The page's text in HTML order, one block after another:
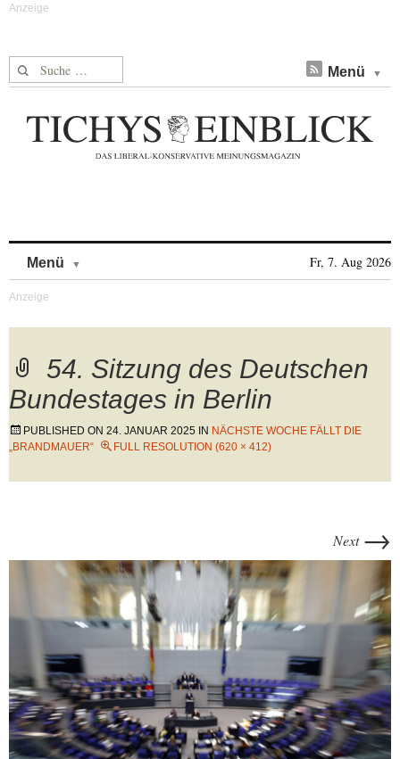
Suche nach: Menü
Menü Fr, 7. Aug 2026
54. Sitzung des Deutschen
Bundestages in Berlin
PUBLISHED ON 24. JANUAR 2025 IN NÄCHSTE WOCHE FÄLLT DIE
„BRANDMAUER“
FULL RESOLUTION (620 × 412)
Next →